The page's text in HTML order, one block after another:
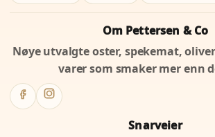
Om Pettersen & Co
Nøye utvalgte oster, spekemat,
varer som smaker mer enn
Snarveier